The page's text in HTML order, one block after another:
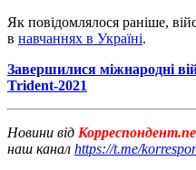
Як повідомлялося раніше,
в навчаннях в Україні.
Завершилися міжнародні
Trident-2021
Новини від
наш канал https://t.me/